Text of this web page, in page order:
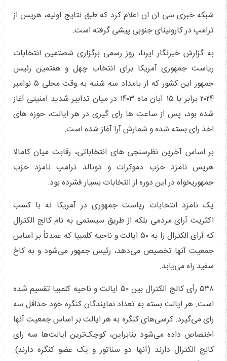
شبکه خبری سی ان ان اعلام کرد که طبق نتایج اولیه، هریس از
ترامپ در کارولینای جنوبی پیشی گرفته است.
به گزارش خبرنگار ایرنا، روز رسمی برگزاری شصتمین انتخابات
ریاست جمهوری آمریکا برای انتخاب چهل و هفتمین رئیس
جمهور این کشور که از بامداد سه شنبه به وقت محلی ۵ نوامبر
۲۰۲۴ برابر با ۱۵ آبان ماه ۱۴۰۳ در میان تدابیر شدید امنیتی آغاز
شده بود، پس از ساعت ها رای گیری در هر ایالت، حوزه های
اخذ رای بسته شده و شمارش آرا آغاز شده است.
بر اساس آخرین نظرسنجی های انتخاباتی، رقابت میان کامالا
هریس نامزد حزب دموکرات و دونالد ترامپ نامزد حزب
جمهوریخواه در این دوره از انتخابات بسیار فشرده بود.
یک نامزد انتخابات ریاست جمهوری در آمریکا نه با کسب
اکثریت آرای مردمی بلکه از طریق سیستمی به نام کالج الکترال
که آرای الکترال را به ۵۰ ایالت و ناحیه کلمبیا که عمدتاً بر اساس
جمعیت آنها تخصیص می‌دهد، رئیس جمهور می‌شود و به کاخ
سفید راه می‌یابد.
۵۳۸ رأی کالج الکترال بین ۵۰ ایالت و ناحیه کلمبیا تقسیم شده
است. هر ایالت بسته به تعداد نمایندگان کنگره خود حداقل سه
رای می‌گیرد. کرسی‌های کنگره به هر ایالت بر اساس جمعیت آنها
اختصاص داده می‌شود بنابراین، کوچک‌ترین ایالت‌ها سه رای
کالج الکترال دارند (آنها دو سناتور و یک عضو کنگره دارند).